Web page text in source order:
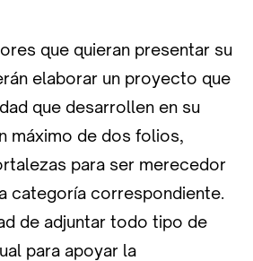
que quieran presentar su
elaborar un proyecto que
que desarrollen en su
máximo de dos folios,
para ser merecedor
categoría correspondiente.
de adjuntar todo tipo de
para apoyar la